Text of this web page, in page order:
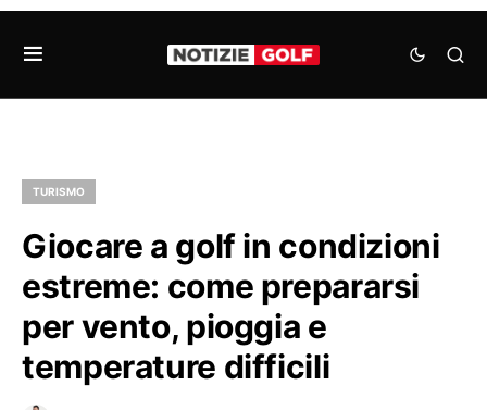
TURISMO
Giocare a golf in condizioni
estreme: come prepararsi
per vento, pioggia e
temperature difficili